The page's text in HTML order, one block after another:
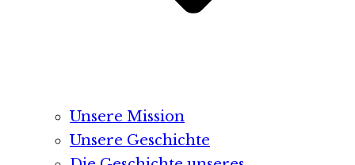
Unsere Mission
Unsere Geschichte